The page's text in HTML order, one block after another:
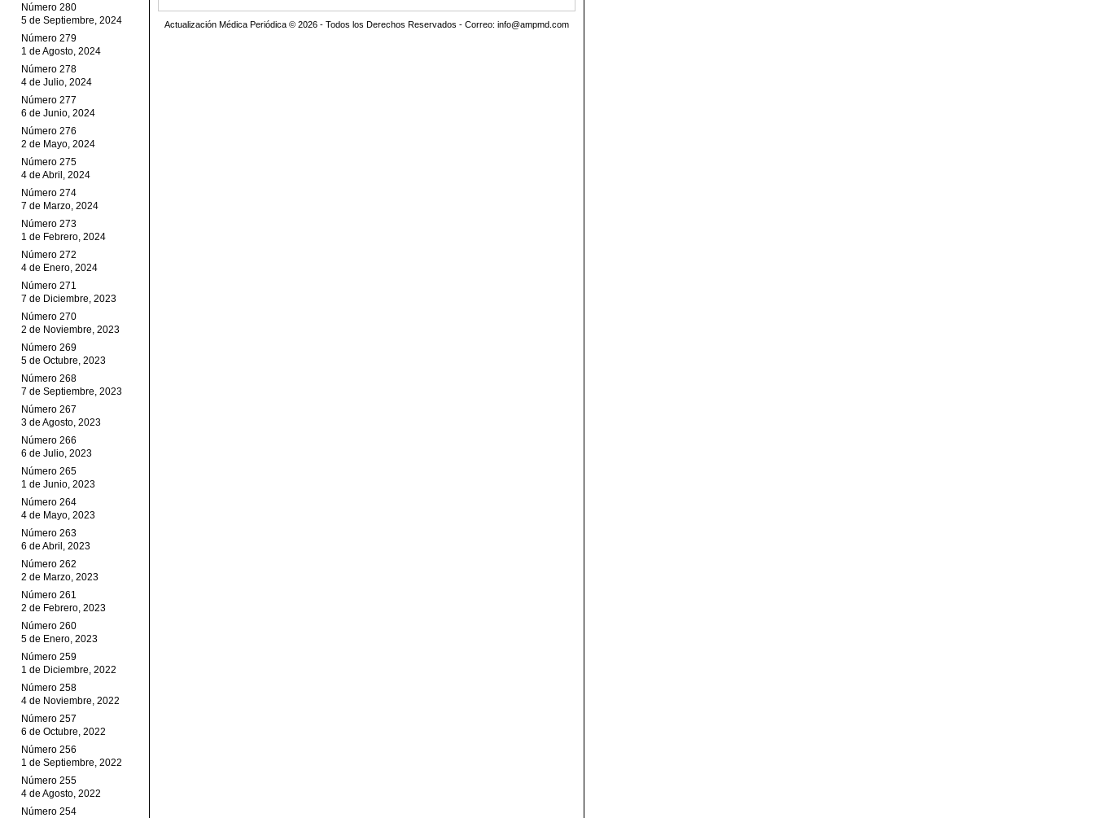
Número 280
5 de Septiembre, 2024
Número 279
1 de Agosto, 2024
Número 278
4 de Julio, 2024
Número 277
6 de Junio, 2024
Número 276
2 de Mayo, 2024
Número 275
4 de Abril, 2024
Número 274
7 de Marzo, 2024
Número 273
1 de Febrero, 2024
Número 272
4 de Enero, 2024
Número 271
7 de Diciembre, 2023
Número 270
2 de Noviembre, 2023
Número 269
5 de Octubre, 2023
Número 268
7 de Septiembre, 2023
Número 267
3 de Agosto, 2023
Número 266
6 de Julio, 2023
Número 265
1 de Junio, 2023
Número 264
4 de Mayo, 2023
Número 263
6 de Abril, 2023
Número 262
2 de Marzo, 2023
Número 261
2 de Febrero, 2023
Número 260
5 de Enero, 2023
Número 259
1 de Diciembre, 2022
Número 258
4 de Noviembre, 2022
Número 257
6 de Octubre, 2022
Número 256
1 de Septiembre, 2022
Número 255
4 de Agosto, 2022
Número 254
Actualización Médica Periódica © 2026 - Todos los Derechos Reservados - Correo: info@ampmd.com